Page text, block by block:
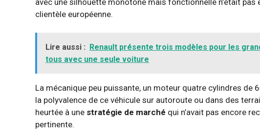
clientèle européenne.
Lire aussi : Renault présente trois modèles pour les
tous avec une seule voiture
La mécanique peu puissante, un moteur quatre cylindres de
la polyvalence de ce véhicule sur autoroute ou dans des
heurtée à une stratégie de marché qui n’avait pas encore
pertinente.